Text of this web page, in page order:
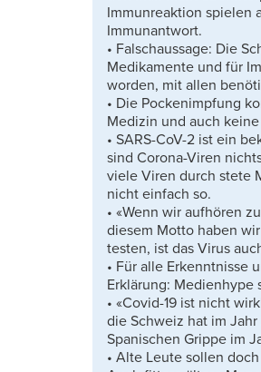
Immunreaktion spielen
Immunantwort.
• Falschaussage: Die
Medikamente und für
worden, mit allen
• Die Pockenimpfung
Medizin und auch
• SARS-CoV-2 ist ein
sind Corona-Viren
viele Viren durch stete
nicht einfach so.
• «Wenn wir aufhören
diesem Motto haben
testen, ist das Virus
• Für alle Erkenntnisse
Erklärung: Medienhype
• «Covid-19 ist nicht
die Schweiz hat im
Spanischen Grippe im
• Alte Leute sollen